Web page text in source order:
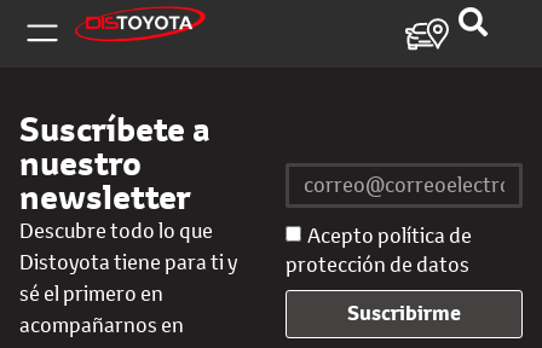
Suscríbete a
nuestro
newsletter
Descubre todo lo que
Distoyota tiene para ti y
sé el primero en
acompañarnos en
Acepto política de
protección de datos
Suscribirme